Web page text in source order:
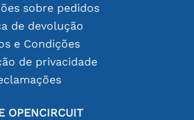
sobre pedidos
de devolução
e Condições
de privacidade
OPENCIRCUIT